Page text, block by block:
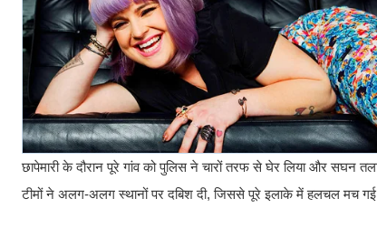
छापेमारी के दौरान पूरे गांव को पुलिस ने चारों तरफ से घेर लिया और सघन
टीमों ने अलग-अलग स्थानों पर दबिश दी, जिससे पूरे इलाके में हलचल मच